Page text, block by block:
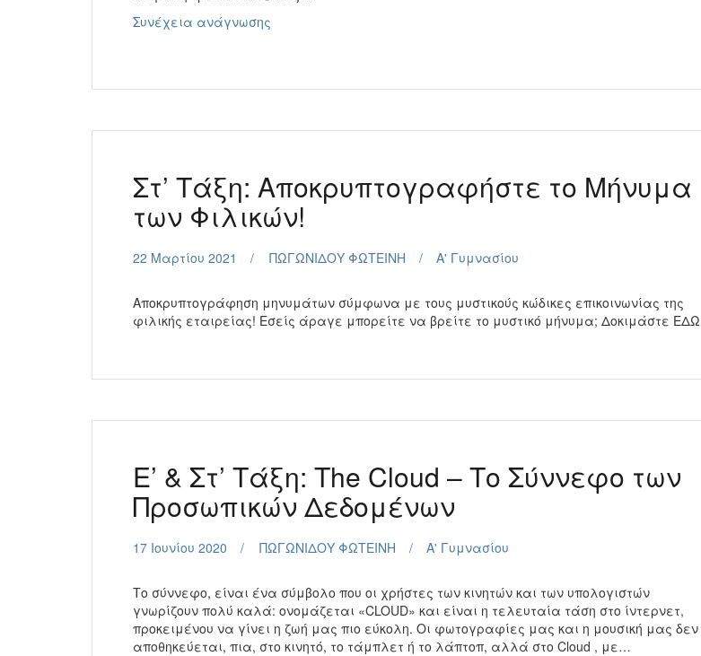
Συνέχεια ανάγνωσης
Διαδικτυακό
των
Έξυπνα
Παιδιά.
Στ’ Τάξη: Αποκρυπτογραφήστε το Μήνυμα
των Φιλικών!
22 Μαρτίου 2021 ΠΩΓΩΝΙΔΟΥ ΦΩΤΕΙΝΗ Α' Γυμνασίου
Αποκρυπτογράφηση μηνυμάτων σύμφωνα με τους μυστικούς κώδικες επικοινωνίας της
φιλικής εταιρείας! Εσείς άραγε μπορείτε να βρείτε το μυστικό μήνυμα; Δοκιμάστε ΕΔΩ
Ε’ & Στ’ Τάξη: The Cloud – Το Σύννεφο των
Προσωπικών Δεδομένων
17 Ιουνίου 2020 ΠΩΓΩΝΙΔΟΥ ΦΩΤΕΙΝΗ Α' Γυμνασίου
Το σύννεφο, είναι ένα σύμβολο που οι χρήστες των κινητών και των υπολογιστών
γνωρίζουν πολύ καλά: ονομάζεται «CLOUD» και είναι η τελευταία τάση στο ίντερνετ,
προκειμένου να γίνει η ζωή μας πιο εύκολη. Οι φωτογραφίες μας και η μουσική μας δεν
αποθηκεύεται, πια, στο κινητό, το τάμπλετ ή το λάπτοπ, αλλά στο Cloud , με…